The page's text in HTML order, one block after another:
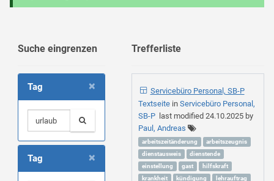
Suche eingrenzen
×
Tag
×
Tag
Trefferliste
Servicebüro Personal, SB-P
Textseite in Servicebüro Personal,
SB-Plast modified 24.10.2025by
Paul, Andreas
arbeitszeitänderung
arbeitszeugnis
dienstausweis
dienstende
einstellung
gast
hilfskraft
krankheit
kündigung
lehrauftrag